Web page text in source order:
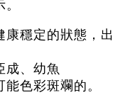
康穩定的狀態，出
成、幼魚
色彩斑斕的。